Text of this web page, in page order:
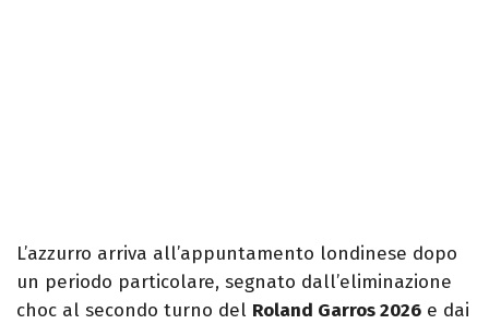
L’azzurro arriva all’appuntamento londinese dopo
un periodo particolare, segnato dall’eliminazione
choc al secondo turno del Roland Garros 2026 e dai